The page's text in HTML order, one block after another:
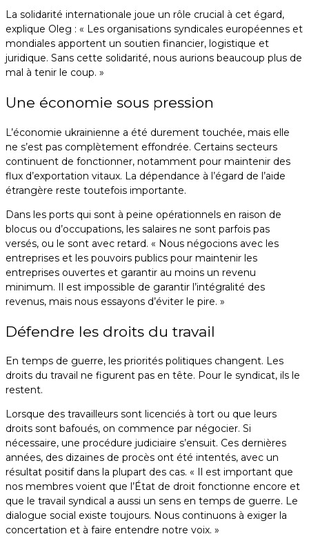
La solidarité internationale joue un rôle crucial à cet égard,
explique Oleg : « Les organisations syndicales européennes et
mondiales apportent un soutien financier, logistique et
juridique. Sans cette solidarité, nous aurions beaucoup plus de
mal à tenir le coup. »
Une économie sous pression
L’économie ukrainienne a été durement touchée, mais elle
ne s’est pas complètement effondrée. Certains secteurs
continuent de fonctionner, notamment pour maintenir des
flux d’exportation vitaux. La dépendance à l’égard de l’aide
étrangère reste toutefois importante.
Dans les ports qui sont à peine opérationnels en raison de
blocus ou d’occupations, les salaires ne sont parfois pas
versés, ou le sont avec retard. « Nous négocions avec les
entreprises et les pouvoirs publics pour maintenir les
entreprises ouvertes et garantir au moins un revenu
minimum. Il est impossible de garantir l’intégralité des
revenus, mais nous essayons d’éviter le pire. »
Défendre les droits du travail
En temps de guerre, les priorités politiques changent. Les
droits du travail ne figurent pas en tête. Pour le syndicat, ils le
restent.
Lorsque des travailleurs sont licenciés à tort ou que leurs
droits sont bafoués, on commence par négocier. Si
nécessaire, une procédure judiciaire s’ensuit. Ces dernières
années, des dizaines de procès ont été intentés, avec un
résultat positif dans la plupart des cas. « Il est important que
nos membres voient que l’État de droit fonctionne encore et
que le travail syndical a aussi un sens en temps de guerre. Le
dialogue social existe toujours. Nous continuons à exiger la
concertation et à faire entendre notre voix. »